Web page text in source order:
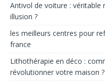
Antivol de voiture :
illusion ?
les meilleurs centres pour
france
Lithothérapie en déco :
révolutionner votre maison ?